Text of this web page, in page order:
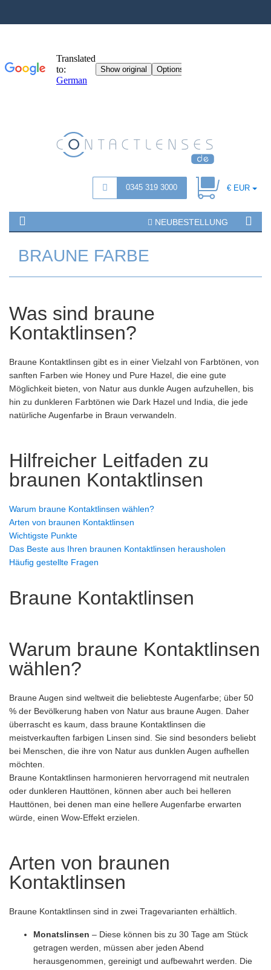
0345 319 3000 € EUR
NEUBESTELLUNG
BRAUNE FARBE
Was sind braune
Kontaktlinsen?
Braune Kontaktlinsen gibt es in einer Vielzahl von Farbtönen, von
sanften Farben wie Honey und Pure Hazel, die eine gute
Möglichkeit bieten, von Natur aus dunkle Augen aufzuhellen, bis
hin zu dunkleren Farbtönen wie Dark Hazel und India, die jede
natürliche Augenfarbe in Braun verwandeln.
Hilfreicher Leitfaden zu
braunen Kontaktlinsen
Warum braune Kontaktlinsen wählen?
Arten von braunen Kontaktlinsen
Wichtigste Punkte
Das Beste aus Ihren braunen Kontaktlinsen herausholen
Häufig gestellte Fragen
Braune Kontaktlinsen
Warum braune Kontaktlinsen
wählen?
Braune Augen sind weltweit die beliebteste Augenfarbe; über 50
% der Bevölkerung haben von Natur aus braune Augen. Daher
überrascht es kaum, dass braune Kontaktlinsen die
meistverkauften farbigen Linsen sind. Sie sind besonders beliebt
bei Menschen, die ihre von Natur aus dunklen Augen aufhellen
möchten.
Braune Kontaktlinsen harmonieren hervorragend mit neutralen
oder dunkleren Hauttönen, können aber auch bei helleren
Hauttönen, bei denen man eine hellere Augenfarbe erwarten
würde, einen Wow-Effekt erzielen.
Arten von braunen
Kontaktlinsen
Braune Kontaktlinsen sind in zwei Tragevarianten erhältlich.
Monatslinsen – Diese können bis zu 30 Tage am Stück
getragen werden, müssen aber jeden Abend
herausgenommen, gereinigt und aufbewahrt werden. Die